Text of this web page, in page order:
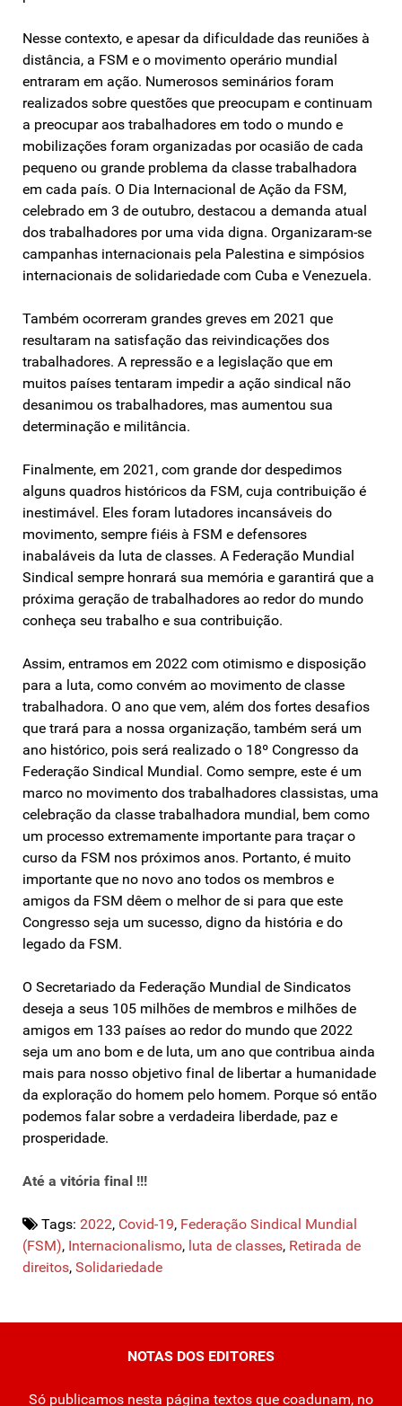
Nesse contexto, e apesar da dificuldade das reuniões à
distância, a FSM e o movimento operário mundial
entraram em ação. Numerosos seminários foram
realizados sobre questões que preocupam e continuam
a preocupar aos trabalhadores em todo o mundo e
mobilizações foram organizadas por ocasião de cada
pequeno ou grande problema da classe trabalhadora
em cada país. O Dia Internacional de Ação da FSM,
celebrado em 3 de outubro, destacou a demanda atual
dos trabalhadores por uma vida digna. Organizaram-se
campanhas internacionais pela Palestina e simpósios
internacionais de solidariedade com Cuba e Venezuela.
Também ocorreram grandes greves em 2021 que
resultaram na satisfação das reivindicações dos
trabalhadores. A repressão e a legislação que em
muitos países tentaram impedir a ação sindical não
desanimou os trabalhadores, mas aumentou sua
determinação e militância.
Finalmente, em 2021, com grande dor despedimos
alguns quadros históricos da FSM, cuja contribuição é
inestimável. Eles foram lutadores incansáveis do
movimento, sempre fiéis à FSM e defensores
inabaláveis da luta de classes. A Federação Mundial
Sindical sempre honrará sua memória e garantirá que a
próxima geração de trabalhadores ao redor do mundo
conheça seu trabalho e sua contribuição.
Assim, entramos em 2022 com otimismo e disposição
para a luta, como convém ao movimento de classe
trabalhadora. O ano que vem, além dos fortes desafios
que trará para a nossa organização, também será um
ano histórico, pois será realizado o 18º Congresso da
Federação Sindical Mundial. Como sempre, este é um
marco no movimento dos trabalhadores classistas, uma
celebração da classe trabalhadora mundial, bem como
um processo extremamente importante para traçar o
curso da FSM nos próximos anos. Portanto, é muito
importante que no novo ano todos os membros e
amigos da FSM dêem o melhor de si para que este
Congresso seja um sucesso, digno da história e do
legado da FSM.
O Secretariado da Federação Mundial de Sindicatos
deseja a seus 105 milhões de membros e milhões de
amigos em 133 países ao redor do mundo que 2022
seja um ano bom e de luta, um ano que contribua ainda
mais para nosso objetivo final de libertar a humanidade
da exploração do homem pelo homem. Porque só então
podemos falar sobre a verdadeira liberdade, paz e
prosperidade.
Até a vitória final !!!
Tags: 2022, Covid-19, Federação Sindical Mundial
(FSM), Internacionalismo, luta de classes, Retirada de
direitos, Solidariedade
NOTAS DOS EDITORES
Só publicamos nesta página textos que coadunam, no